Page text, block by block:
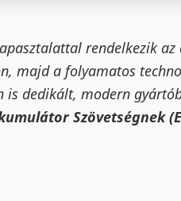
rendelkezik
majd a folyamatos
is dedikált, modern
Szövetségnek